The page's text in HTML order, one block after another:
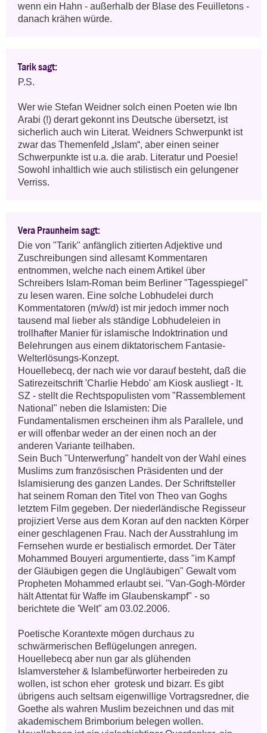
wenn ein Hahn - außerhalb der Blase des Feuilletons -
danach krähen würde.
Tarik sagt:
P.S.
Wer wie Stefan Weidner solch einen Poeten wie Ibn
Arabi (!) derart gekonnt ins Deutsche übersetzt, ist
sicherlich auch win Literat. Weidners Schwerpunkt ist
zwar das Themenfeld „Islam“, aber einen seiner
Schwerpunkte ist u.a. die arab. Literatur und Poesie!
Sowohl inhaltlich wie auch stilistisch ein gelungener
Verriss.
Vera Praunheim sagt:
Die von "Tarik" anfänglich zitierten Adjektive und
Zuschreibungen sind allesamt Kommentaren
entnommen, welche nach einem Artikel über
Schreibers Islam-Roman beim Berliner "Tagesspiegel"
zu lesen waren. Eine solche Lobhudelei durch
Kommentatoren (m/w/d) ist mir jedoch immer noch
tausend mal lieber als ständige Lobhudeleien in
trollhafter Manier für islamische Indoktrination und
Belehrungen aus einem diktatorischem Fantasie-
Welterlösungs-Konzept.
Houellebecq, der nach wie vor darauf besteht, daß die
Satirezeitschrift 'Charlie Hebdo' am Kiosk ausliegt - lt.
SZ - stellt die Rechtspopulisten vom "Rassemblement
National" neben die Islamisten: Die
Fundamentalismen erscheinen ihm als Parallele, und
er will offenbar weder an der einen noch an der
anderen Variante teilhaben.
Sein Buch "Unterwerfung" handelt von der Wahl eines
Muslims zum französischen Präsidenten und der
Islamisierung des ganzen Landes. Der Schriftsteller
hat seinem Roman den Titel von Theo van Goghs
letztem Film gegeben. Der niederländische Regisseur
projiziert Verse aus dem Koran auf den nackten Körper
einer geschlagenen Frau. Nach der Ausstrahlung im
Fernsehen wurde er bestialisch ermordet. Der Täter
Mohammed Bouyeri argumentierte, dass "im Kampf
der Gläubigen gegen die Ungläubigen" Gewalt vom
Propheten Mohammed erlaubt sei. "Van-Gogh-Mörder
hält Attentat für Waffe im Glaubenskampf" - so
berichtete die 'Welt" am 03.02.2006.
Poetische Korantexte mögen durchaus zu
schwärmerischen Beflügelungen anregen.
Houellebecq aber nun gar als glühenden
Islamversteher & Islambefürworter herbeireden zu
wollen, ist schon eher  grotesk und bizarr. Es gibt
übrigens auch seltsam eigenwillige Vortragsredner, die
Goethe als wahren Muslim bezeichnen und das mit
akademischem Brimborium belegen wollen.